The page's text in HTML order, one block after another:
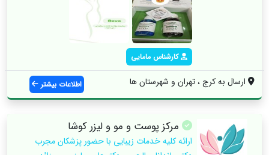
کارشناس مامایی
ارسال به کرج ، تهران و شهرستان ها اطلاعات بیشتر
مرکز پوست و مو و لیزر کوشا
ارائه کلیه خدمات زیبایی با حضور پزشکان مجرب